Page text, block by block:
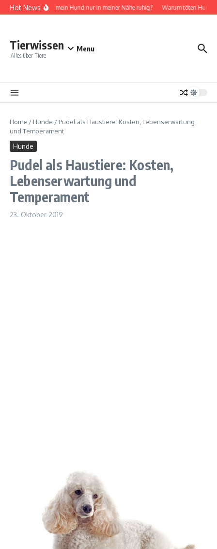
Zum Inhalt springen
Hot News
Warum ist mein Hund nur in meiner Nähe ruhig? Warum töten Hunde
Tierwissen
Alles über Tiere
Menu
Home / Hunde / Pudel als Haustiere: Kosten, Lebenserwartung
und Temperament
Hunde
Pudel als Haustiere: Kosten,
Lebenserwartung und
Temperament
23. Oktober 2019